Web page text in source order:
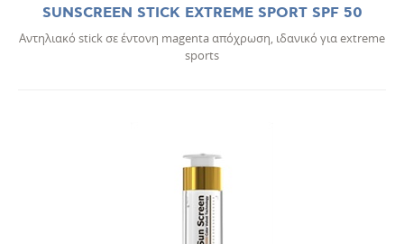
SUNSCREEN STICK EXTREME SPORT SPF 50
Αντηλιακό stick σε έντονη magenta απόχρωση, ιδανικό για extreme
sports